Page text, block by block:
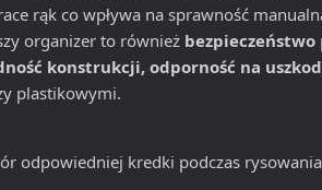
rąk co wpływa na sprawność
organizer to również bezpieczeństwo
konstrukcji, odporność na
plastikowymi.
odpowiedniej kredki podczas